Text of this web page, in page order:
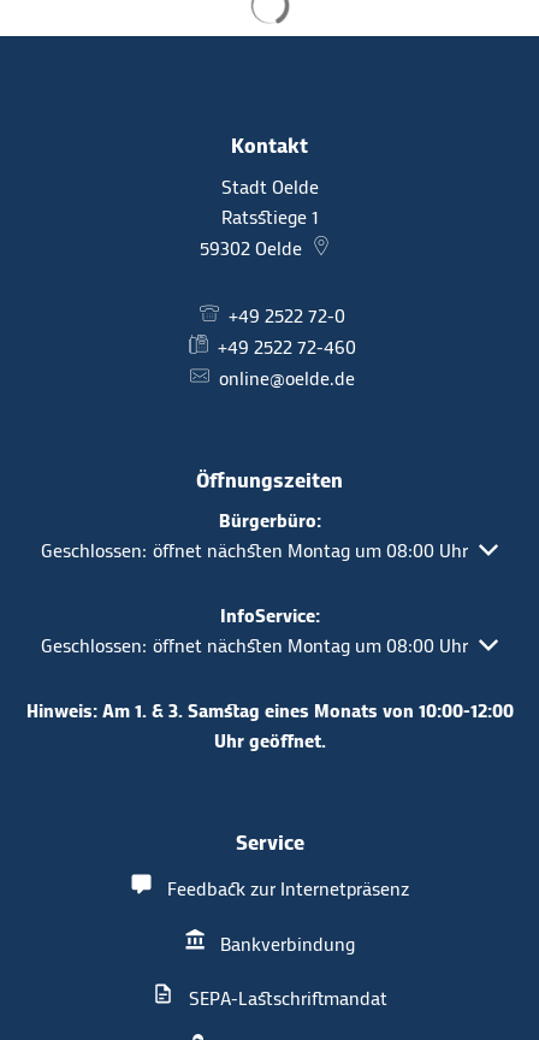
Kontakt
Stadt Oelde
Ratsstiege 1
59302 Oelde
+49 2522 72-0
+49 2522 72-460
online@oelde.de
Öffnungszeiten
Bürgerbüro:
Klicken, um weitere Öffnungs- oder Schließzeiten
Geschlossen: öffnet nächsten Montag um 08:00 Uhr
InfoService:
Klicken, um weitere Öffnungs- oder Schließzeiten
Geschlossen: öffnet nächsten Montag um 08:00 Uhr
Hinweis: Am 1. & 3. Samstag eines Monats von 10:00-12:00
Uhr geöffnet.
Service
Feedback zur Internetpräsenz
Bankverbindung
SEPA-Lastschriftmandat